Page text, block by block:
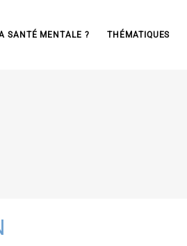
SANTÉ MENTALE ? THÉMATIQUES